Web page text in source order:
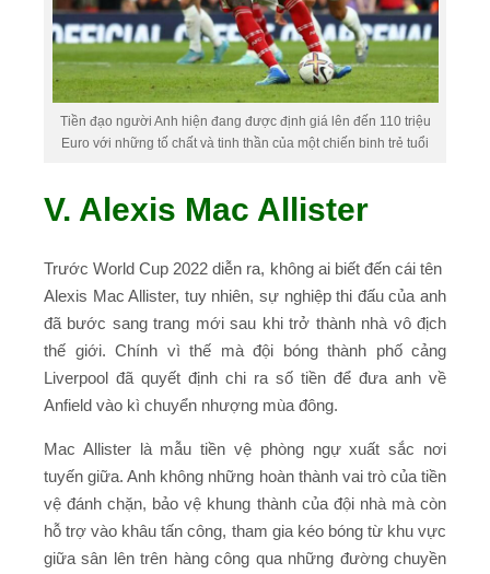
Tiền đạo người Anh hiện đang được định giá lên đến 110 triệu
Euro với những tố chất và tinh thần của một chiến binh trẻ tuổi
V. Alexis Mac Allister
Trước World Cup 2022 diễn ra, không ai biết đến cái tên
Alexis Mac Allister, tuy nhiên, sự nghiệp thi đấu của anh
đã bước sang trang mới sau khi trở thành nhà vô địch
thế giới. Chính vì thế mà đội bóng thành phố cảng
Liverpool đã quyết định chi ra số tiền để đưa anh về
Anfield vào kì chuyển nhượng mùa đông.
Mac Allister là mẫu tiền vệ phòng ngự xuất sắc nơi
tuyến giữa. Anh không những hoàn thành vai trò của tiền
vệ đánh chặn, bảo vệ khung thành của đội nhà mà còn
hỗ trợ vào khâu tấn công, tham gia kéo bóng từ khu vực
giữa sân lên trên hàng công qua những đường chuyền